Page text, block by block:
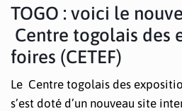
TOGO : voici le
Centre togolais des
foires (CETEF)
Le Centre togolais des
s’est doté d’un nouveau site